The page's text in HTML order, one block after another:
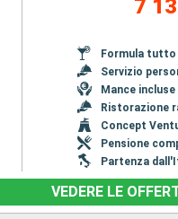
7
Formula tutto
Servizio
Mance incluse
Ristorazione
Concept
Pensione
Partenza
VEDERE LE